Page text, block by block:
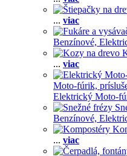
... viac
Benzínové,
... viac
Moto-fúrik,
Elektrický Moto-
Benzínové,
... viac